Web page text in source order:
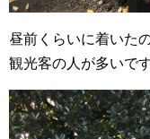
昼前くらいに着いた
観光客の人が多いです